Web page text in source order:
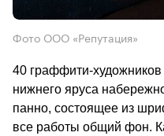
Фото ООО «Репутация»
40 граффити-художников
нижнего яруса
панно, состоящее из
все работы общий фон.